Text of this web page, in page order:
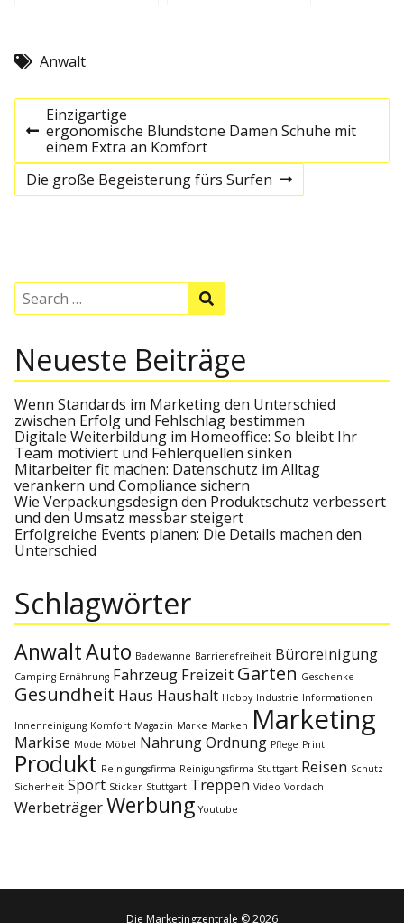
Anwalt
B
e
i
r
a
g
s
n
a
v
i
g
a
t
i
o
P
e
v
i
o
s
t
Einzigartige
ergonomische Blundstone Damen Schuhe mit
einem Extra an Komfort
N
e
s
t
Die große Begeisterung fürs Surfen
S
c
h
f
o
r
:
e
c
h
Neueste Beiträge
Wenn Standards im Marketing den Unterschied
zwischen Erfolg und Fehlschlag bestimmen
Digitale Weiterbildung im Homeoffice: So bleibt Ihr
Team motiviert und Fehlerquellen sinken
Mitarbeiter fit machen: Datenschutz im Alltag
verankern und Compliance sichern
Wie Verpackungsdesign den Produktschutz verbessert
und den Umsatz messbar steigert
Erfolgreiche Events planen: Die Details machen den
Unterschied
Schlagwörter
AnwaltAuto Badewanne Barrierefreiheit Büroreinigung
Camping Ernährung Fahrzeug Freizeit Garten Geschenke
Gesundheit Haus Haushalt Hobby Industrie Informationen
Innenreinigung Komfort Magazin Marke Marken Marketing
Markise Mode Möbel NahrungOrdnung Pflege Print
Produkt Reinigungsfirma Reinigungsfirma Stuttgart Reisen Schutz
Sicherheit Sport Sticker Stuttgart Treppen Video Vordach
WerbeträgerWerbung Youtube
Die Marketingzentrale © 2026